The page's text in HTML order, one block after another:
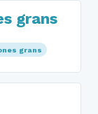
grans
grans